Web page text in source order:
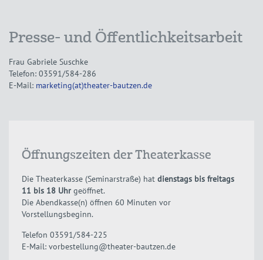
Presse- und Öffentlichkeitsarbeit
Frau Gabriele Suschke
Telefon: 03591/584-286
E-Mail: marketing(at)theater-bautzen.de
Öffnungszeiten der Theaterkasse
Die Theaterkasse (Seminarstraße) hat dienstags bis freitags
11 bis 18 Uhrgeöffnet.
Die Abendkasse(n) öffnen 60 Minuten vor
Vorstellungsbeginn.
Telefon 03591/584-225
E-Mail: vorbestellung@theater-bautzen.de